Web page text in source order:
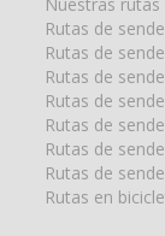
Nuestras
Rutas de
Rutas de
Rutas de
Rutas de
Rutas de
Rutas de
Rutas de
Rutas en